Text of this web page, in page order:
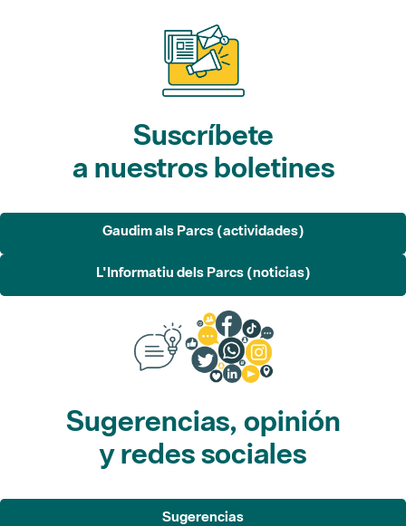
Suscríbete
a nuestros boletines
Gaudim als Parcs (actividades)
L'Informatiu dels Parcs (noticias)
Sugerencias, opinión
y redes sociales
Sugerencias